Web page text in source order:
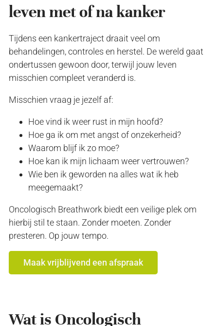
leven met of na kanker
Tijdens een kankertraject draait veel om
behandelingen, controles en herstel. De wereld gaat
ondertussen gewoon door, terwijl jouw leven
misschien compleet veranderd is.
Misschien vraag je jezelf af:
Hoe vind ik weer rust in mijn hoofd?
Hoe ga ik om met angst of onzekerheid?
Waarom blijf ik zo moe?
Hoe kan ik mijn lichaam weer vertrouwen?
Wie ben ik geworden na alles wat ik heb
meegemaakt?
Oncologisch Breathwork biedt een veilige plek om
hierbij stil te staan. Zonder moeten. Zonder
presteren. Op jouw tempo.
Maak vrijblijvend een afspraak
Wat is Oncologisch